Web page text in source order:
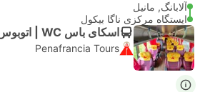
آلابانگ, مانیل
ایستگاه مرکزی ناگا بیکول
اسکای باس WC | اتوبوس #Z
Penafrancia Tours